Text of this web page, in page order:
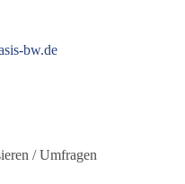
bw.de
/ Umfragen